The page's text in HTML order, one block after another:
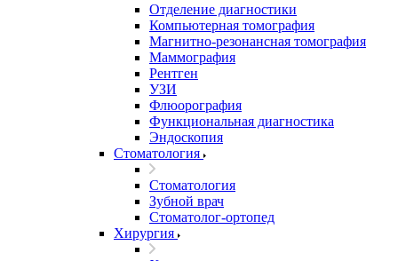
Отделение диагностики
Компьютерная томография
Магнитно-резонансная томография
Маммография
Рентген
УЗИ
Флюорография
Функциональная диагностика
Эндоскопия
Стоматология
Стоматология
Зубной врач
Стоматолог-ортопед
Хирургия